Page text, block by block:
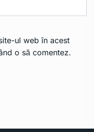
ul web în acest
o să comentez.